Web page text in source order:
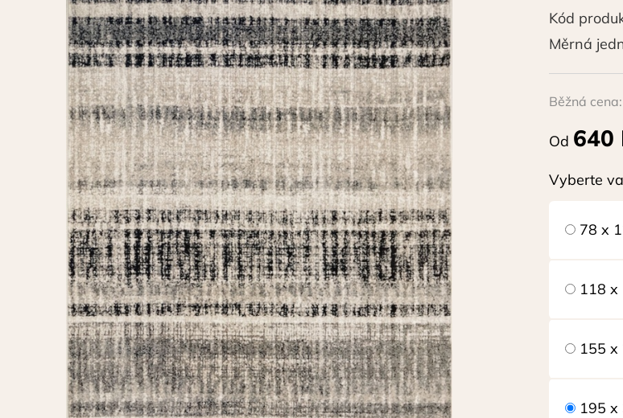
Kód
Měrná
Běžná cena:
Od 640
Vyberte
78 x
118 x
155 x
195 x